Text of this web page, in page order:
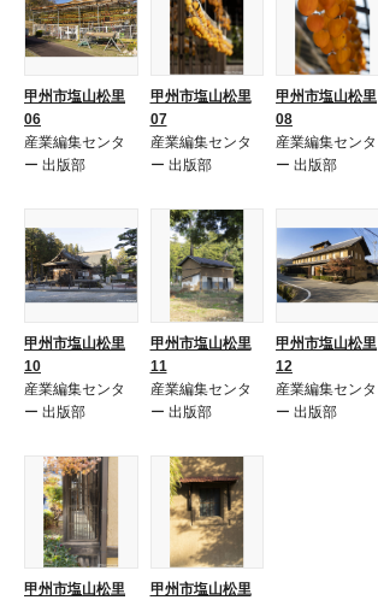
甲州市塩山松里
06
産業編集センタ
ー 出版部
甲州市塩山松里
07
産業編集センタ
ー 出版部
甲州市塩山松里
08
産業編集センタ
ー 出版部
甲州市塩山松里
10
産業編集センタ
ー 出版部
甲州市塩山松里
11
産業編集センタ
ー 出版部
甲州市塩山松里
12
産業編集センタ
ー 出版部
甲州市塩山松里
甲州市塩山松里